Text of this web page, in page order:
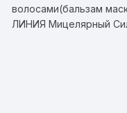
волосами(бальзам
ЛИНИЯ Мицелярный